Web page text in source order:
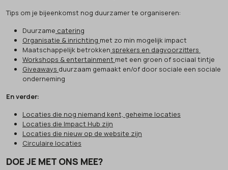
Tips om je bijeenkomst nog duurzamer te organiseren:
Duurzame catering
Organisatie & inrichting met zo min mogelijk impact
Maatschappelijk betrokken sprekers en dagvoorzitters
Workshops & entertainment met een groen of sociaal tintje
Giveaways duurzaam gemaakt en/of door sociale een sociale
onderneming
En verder:
Locaties die nog niemand kent, geheime locaties
Locaties die Impact Hub zijn
Locaties die nieuw op de website zijn
Circulaire locaties
DOE JE MET ONS MEE?